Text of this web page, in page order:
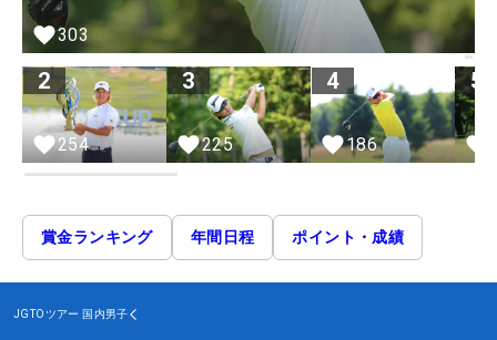
303
2
254
3
225
4
186
5
賞金ランキング 年間日程 ポイント・成績
JGTOツアー 国内男子